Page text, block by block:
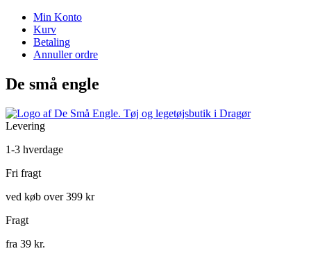
Min Konto
Kurv
Betaling
Annuller ordre
De små engle
Levering
1-3 hverdage
Fri fragt
ved køb over 399 kr
Fragt
fra 39 kr.